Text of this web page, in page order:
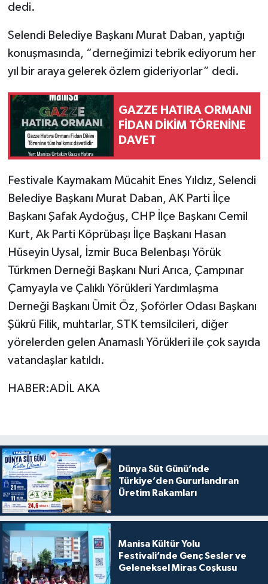
dedi.
Selendi Belediye Başkanı Murat Daban, yaptığı
konuşmasında, “derneğimizi tebrik ediyorum her
yıl bir araya gelerek özlem gideriyorlar” dedi.
GAZZE HATIRA ORMANI
FİDAN DİKİM TÖRENİNE
DAVET
Festivale Kaymakam Mücahit Enes Yıldız, Selendi
Belediye Başkanı Murat Daban, AK Parti İlçe
Başkanı Şafak Aydoğuş, CHP İlçe Başkanı Cemil
Kurt, Ak Parti Köprübaşı İlçe Başkanı Hasan
Hüseyin Uysal, İzmir Buca Belenbaşı Yörük
Türkmen Derneği Başkanı Nuri Arıca, Çampınar
Çamyayla ve Çalıklı Yörükleri Yardımlaşma
Derneği Başkanı Ümit Öz, Şoförler Odası Başkanı
Şükrü Filik, muhtarlar, STK temsilcileri, diğer
yörelerden gelen Anamaslı Yörükleri ile çok sayıda
vatandaşlar katıldı.
HABER:ADİL AKA
Dünya Süt Günü’nde
Türkiye’den Gururlandıran
Üretim Rakamları
Manisa Kültür Yolu
Festivali’nde Genç Sesler ve
Geleneksel Miras Coşkusu